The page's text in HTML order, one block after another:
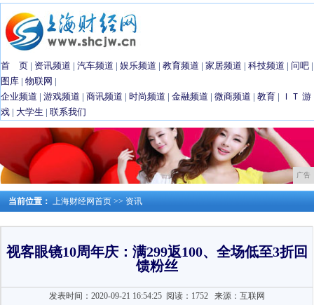
首 页 | 资讯频道 | 汽车频道 | 娱乐频道 | 教育频道 | 家居频道 | 科技频道 | 问吧 |
图库 | 物联网 |
企业频道 | 游戏频道 | 商讯频道 | 时尚频道 | 金融频道 | 微商频道 | 教育 | ＩＴ 游
戏 | 大学生 | 联系我们
广告
当前位置： 上海财经网首页 >> 资讯
视客眼镜10周年庆：满299返100、全场低至3折回
馈粉丝
发表时间：2020-09-21 16:54:25 阅读：1752来源：互联网